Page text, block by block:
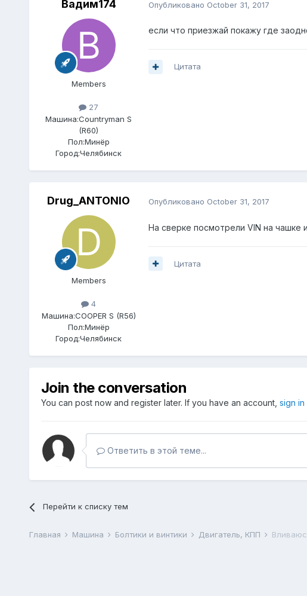
Вадим174
Members
27
Машина:Countryman S
(R60)
Пол:Минёр
Город:Челябинск
Опубликовано October 31, 2017
если что приезжай покажу где
Цитата
Drug_ANTONIO
Members
4
Машина:COOPER S (R56)
Пол:Минёр
Город:Челябинск
Опубликовано October 31, 2017
На сверке посмотрели VIN на чашке
Цитата
Join the conversation
You can post now and register later. If you have an account, sign in
Ответить в этой теме...
Перейти к списку тем
Главная Машина Болтики и винтики Двигатель, КПП